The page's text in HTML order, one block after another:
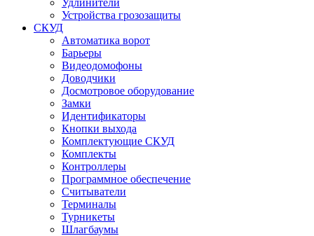
Удлинители
Устройства грозозащиты
СКУД
Автоматика ворот
Барьеры
Видеодомофоны
Доводчики
Досмотровое оборудование
Замки
Идентификаторы
Кнопки выхода
Комплектующие СКУД
Комплекты
Контроллеры
Программное обеспечение
Считыватели
Терминалы
Турникеты
Шлагбаумы